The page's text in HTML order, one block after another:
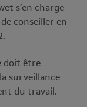
s’en charge
conseiller en
doit être
surveillance
du travail.